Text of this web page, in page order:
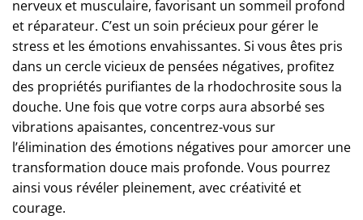
nerveux et musculaire, favorisant un sommeil profond
et réparateur. C’est un soin précieux pour gérer le
stress et les émotions envahissantes. Si vous êtes pris
dans un cercle vicieux de pensées négatives, profitez
des propriétés purifiantes de la rhodochrosite sous la
douche. Une fois que votre corps aura absorbé ses
vibrations apaisantes, concentrez-vous sur
l’élimination des émotions négatives pour amorcer une
transformation douce mais profonde. Vous pourrez
ainsi vous révéler pleinement, avec créativité et
courage.